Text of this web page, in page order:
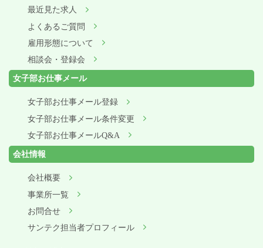
最近見た求人
よくあるご質問
雇用形態について
相談会・登録会
女子部お仕事メール
女子部お仕事メール登録
女子部お仕事メール条件変更
女子部お仕事メールQ&A
会社情報
会社概要
事業所一覧
お問合せ
サンテク担当者プロフィール